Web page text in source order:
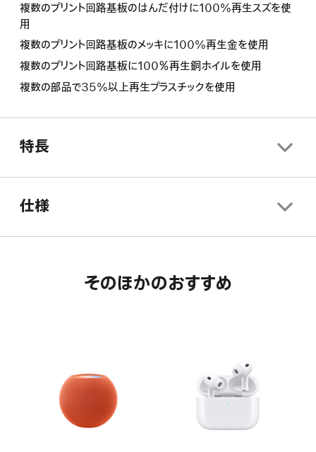
複数のプリント回路基板のはんだ付けに100%再生スズを使
用
複数のプリント回路基板のメッキに100%再生金を使用
複数のプリント回路基板に100％再生銅ホイルを使用
複数の部品で35%以上再生プラスチックを使用
特長
仕様
そのほかのおすすめ